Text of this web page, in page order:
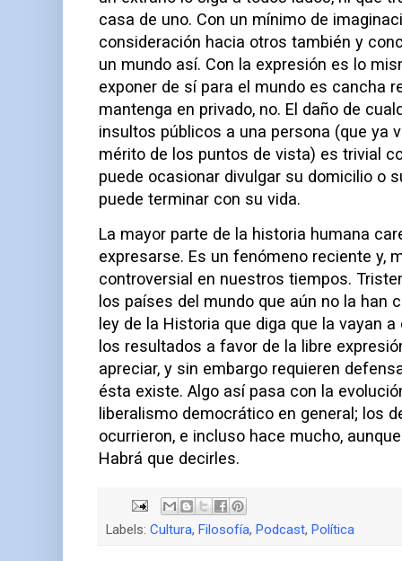
casa de uno. Con un mínimo de
consideración hacia otros también y
un mundo así. Con la expresión es lo
exponer de sí para el mundo es cancha
mantenga en privado, no. El daño de
insultos públicos a una persona (que ya
mérito de los puntos de vista) es trivial
puede ocasionar divulgar su domicilio o
puede terminar con su vida.
La mayor parte de la historia humana
expresarse. Es un fenómeno reciente y,
controversial en nuestros tiempos.
los países del mundo que aún no la han
ley de la Historia que diga que la vayan
los resultados a favor de la libre
apreciar, y sin embargo requieren
ésta existe. Algo así pasa con la
liberalismo democrático en general; los
ocurrieron, e incluso hace mucho,
Habrá que decirles.
Labels: Cultura, Filosofía, Podcast, Política